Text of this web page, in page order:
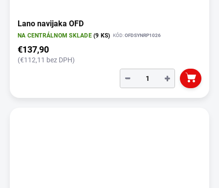
Lano navijaka OFD
NA CENTRÁLNOM SKLADE(9 KS) KÓD:OFDSYNRP1026
€137,90
(€112,11 bez DPH)
+
−